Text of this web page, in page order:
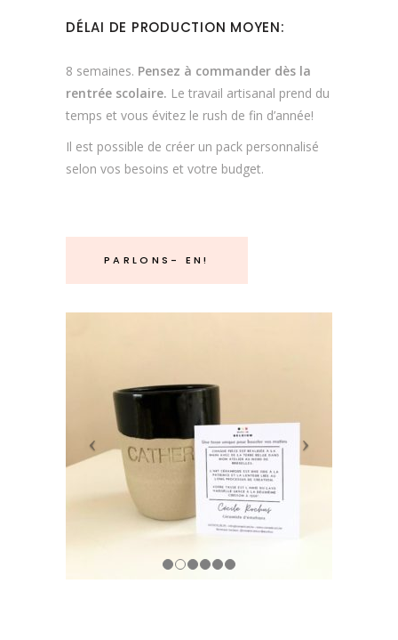
DÉLAI DE PRODUCTION MOYEN:
8 semaines. Pensez à commander dès la
rentrée scolaire. Le travail artisanal prend du
temps et vous évitez le rush de fin d’année!
Il est possible de créer un pack personnalisé
selon vos besoins et votre budget.
PARLONS- EN!